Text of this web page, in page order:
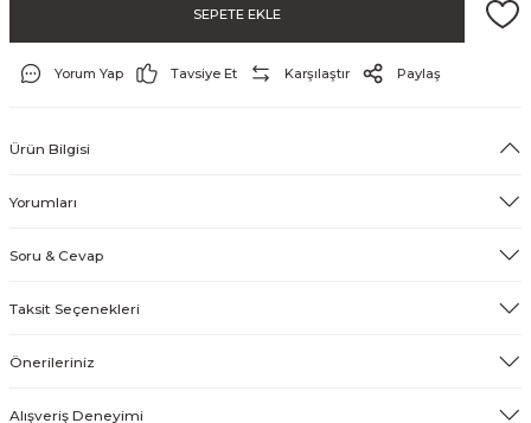
ve Şort
SEPETE EKLE
Yorum Yap Tavsiye Et Karşılaştır Paylaş
Ürün Bilgisi
Yorumları
Soru & Cevap
Taksit Seçenekleri
Önerileriniz
Alışveriş Deneyimi